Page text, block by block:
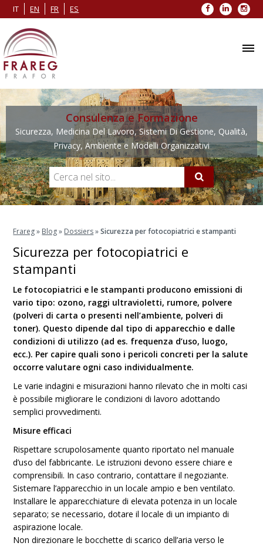
IT EN FR ES Facebook
LinkedIn
Consulenza e Formazione
Sicurezza, Medicina Del Lavoro, Sistemi Di Gestione, Qualità,
Privacy, Ambiente e Modelli Organizzativi
Frareg» Blog» Dossiers»Sicurezza per fotocopiatrici e stampanti
Sicurezza per fotocopiatrici e
stampanti
Le fotocopiatrici e le stampanti producono emissioni di
vario tipo: ozono, raggi ultravioletti, rumore, polvere
(polveri di carta o presenti nell’ambiente, polveri di
toner). Questo dipende dal tipo di apparecchio e dalle
condizioni di utilizzo (ad es. frequenza d’uso, luogo,
ecc.). Per capire quali sono i pericoli concreti per la salute
occorre valutare ogni caso individualmente.
Le varie indagini e misurazioni hanno rilevato che in molti casi
è possibile migliorare le condizioni di lavoro adottando
semplici provvedimenti.
Misure efficaci
Rispettare scrupolosamente quanto riportato nel manuale
d’uso del fabbricante. Le istruzioni devono essere chiare e
comprensibili. In caso contrario, contattare il negoziante.
Sistemare l’apparecchio in un locale ampio e ben ventilato.
Installare le apparecchiature di elevata potenza in un locale
separato; se necessario, dotare il locale di un impianto di
aspirazione locale.
Non direzionare le bocchette di scarico dell’aria verso le